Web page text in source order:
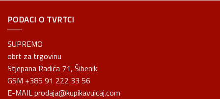
PODACI O TVRTCI
SUPREMO
obrt za trgovinu
Stjepana Radića 71, Šibenik
GSM +385 91 222 33 56
E-MAIL prodaja@kupikavuicaj.com